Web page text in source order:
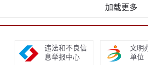
加载更多
违法和不良信
息举报中心
文明
单位